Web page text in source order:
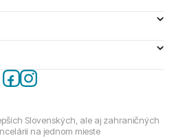
Slovenských, ale aj zahraničných
na jednom mieste